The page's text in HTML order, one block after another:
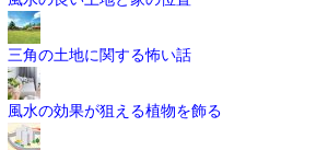
三角の土地に関する怖い話
風水の効果が狙える植物を飾る